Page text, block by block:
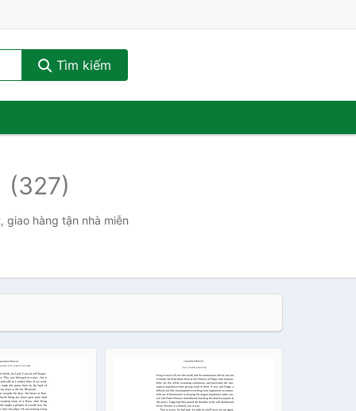
Tìm kiếm
(327)
hàng tận nhà miễn